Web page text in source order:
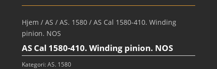
Hjem / AS / AS. 1580/ AS Cal 1580-410. Winding
pinion. NOS
AS Cal 1580-410. Winding pinion. NOS
Kategori:AS. 1580